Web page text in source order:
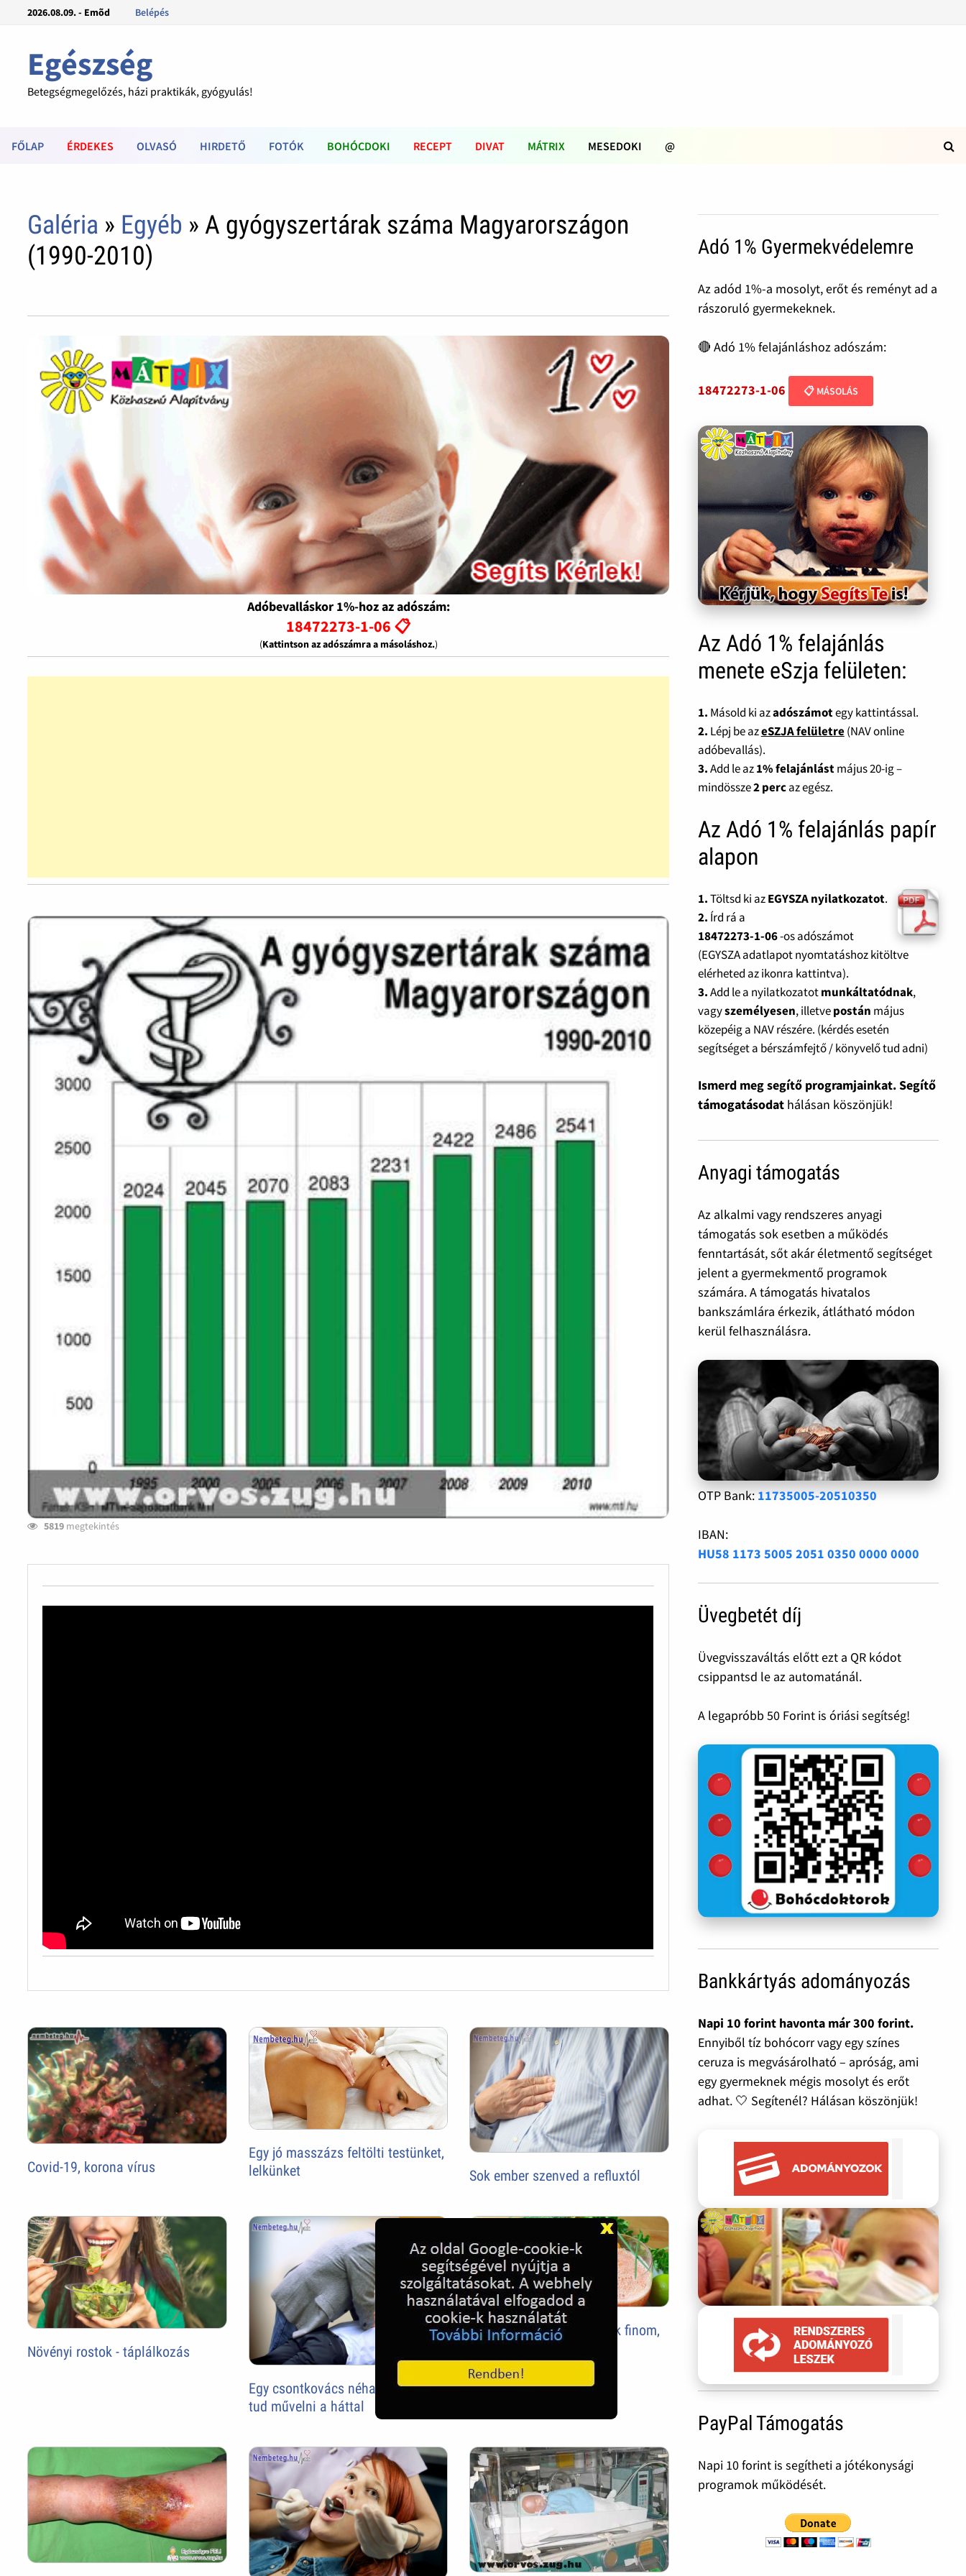
2026.08.09. - Emõd Belépés
Egészség
Betegségmegelőzés, házi praktikák, gyógyulás!
FŐLAP ÉRDEKES OLVASÓ HIRDETŐ FOTÓK BOHÓCDOKI RECEPT DIVAT MÁTRIX MESEDOKI @
Galéria » Egyéb » A gyógyszertárak száma Magyarországon
(1990-2010)
Adóbevalláskor 1%-hoz az adószám:
18472273-1-06 📋
(Kattintson az adószámra a másoláshoz.)
5819 megtekintés
Covid-19, korona vírus
Egy jó masszázs feltölti testünket,
lelkünket
Sok ember szenved a refluxtól
Növényi rostok - táplálkozás
Egy csontkovács néha csodákat
tud művelni a háttal
A zöldségturmix nem csak finom,
egészséges is
Adó 1% Gyermekvédelemre
Az adód 1%-a mosolyt, erőt és reményt ad a
rászoruló gyermekeknek.
🔴 Adó 1% felajánláshoz adószám:
18472273-1-06 📋 MÁSOLÁS
Az Adó 1% felajánlás
menete eSzja felületen:
1. Másold ki azadószámotegy kattintással.
2. Lépj be azeSZJA felületre(NAV online
adóbevallás).
3.Add le az1% felajánlástmájus 20-ig –
mindössze2 percaz egész.
Az Adó 1% felajánlás papír
alapon
1.Töltsd ki azEGYSZA nyilatkozatot.
2. Írd rá a
18472273-1-06-os adószámot
(EGYSZA adatlapot nyomtatáshoz kitöltve
elérheted az ikonra kattintva).
3.Add le a nyilatkozatotmunkáltatódnak,
vagyszemélyesen, illetvepostán május
közepéig a NAV részére. (kérdés esetén
segítséget a bérszámfejtő / könyvelő tud adni)
Ismerd meg segítő programjainkat. Segítő
támogatásodat hálásan köszönjük!
Anyagi támogatás
Az alkalmi vagy rendszeres anyagi
támogatás sok esetben a működés
fenntartását, sőt akár életmentő segítséget
jelent a gyermekmentő programok
számára. A támogatás hivatalos
bankszámlára érkezik, átlátható módon
kerül felhasználásra.
OTP Bank: 11735005-20510350
IBAN:
HU58 1173 5005 2051 0350 0000 0000
Üvegbetét díj
Üvegvisszaváltás előtt ezt a QR kódot
csippantsd le az automatánál.
A legapróbb 50 Forint is óriási segítség!
Bankkártyás adományozás
Napi 10 forint havonta már 300 forint.
Ennyiből tíz bohócorr vagy egy színes
ceruza is megvásárolható – apróság, ami
egy gyermeknek mégis mosolyt és erőt
adhat. 🤍 Segítenél? Hálásan köszönjük!
PayPal Támogatás
Napi 10 forint is segítheti a jótékonysági
programok működését.